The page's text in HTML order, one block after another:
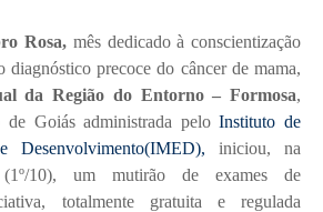
Rosa, mês dedicado à conscientização
diagnóstico precoce do câncer de mama,
da Região do Entorno – Formosa,
de Goiás administrada peloInstituto de
Desenvolvimento(IMED), iniciou, na
(1º/10), um mutirão de exames de
totalmente gratuita e regulada